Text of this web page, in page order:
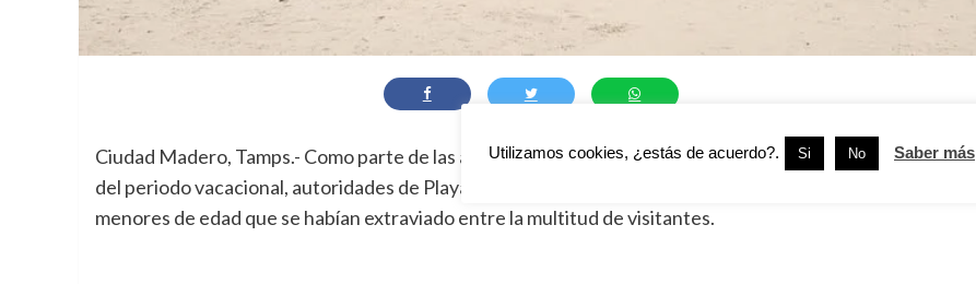
Ciudad Madero, Tamps.- Como parte de las acciones de vigilancia implementadas durante el arranque
del periodo vacacional, autoridades de Playa Miramar lograron localizar y reunir con sus familiares a seis
menores de edad que se habían extraviado entre la multitud de visitantes.
Utilizamos cookies, ¿estás de acuerdo?. Si No Saber más